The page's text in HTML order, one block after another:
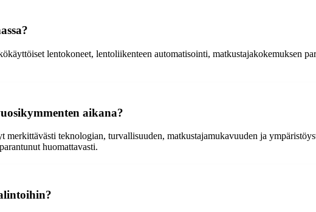
lentokoneet, lentoliikenteen automatisointi, matkustajakokemuksen
aikana?
teknologian, turvallisuuden, matkustajamukavuuden ja
huomattavasti.